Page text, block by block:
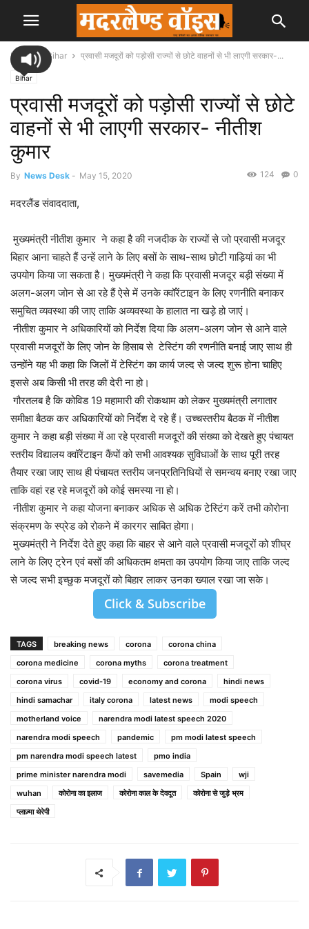
Home Bihar प्रवासी मजदूरों को पड़ोसी राज्यों से छोटे वाहनों से भी लाएगी सरकार-...
Bihar
प्रवासी मजदूरों को पड़ोसी राज्यों से छोटे
वाहनों से भी लाएगी सरकार- नीतीश
कुमार
By News Desk - May 15, 2020 0
124
मदरलैंड संवाददाता,
मुख्यमंत्री नीतीश कुमार ने कहा है की नजदीक के राज्यों से जो प्रवासी मजदूर
बिहार आना चाहते हैं उन्हें लाने के लिए बसों के साथ-साथ छोटी गाड़ियां का भी
उपयोग किया जा सकता है। मुख्यमंत्री ने कहा कि प्रवासी मजदूर बड़ी संख्या में
अलग-अलग जोन से आ रहे हैं ऐसे में उनके क्वॉरेंटाइन के लिए रणनीति बनाकर
समुचित व्यवस्था की जाए ताकि अव्यवस्था के हालात ना खड़े हो जाएं।
नीतीश कुमार ने अधिकारियों को निर्देश दिया कि अलग-अलग जोन से आने वाले
प्रवासी मजदूरों के लिए जोन के हिसाब से टेस्टिंग की रणनीति बनाई जाए साथ ही
उन्होंने यह भी कहा कि जिलों में टेस्टिंग का कार्य जल्द से जल्द शुरू होना चाहिए
इससे अब किसी भी तरह की देरी ना हो।
गौरतलब है कि कोविड 19 महामारी की रोकथाम को लेकर मुख्यमंत्री लगातार
समीक्षा बैठक कर अधिकारियों को निर्देश दे रहे हैं। उच्चस्तरीय बैठक में नीतीश
कुमार ने कहा बड़ी संख्या में आ रहे प्रवासी मजदूरों की संख्या को देखते हुए पंचायत
स्तरीय विद्यालय क्वॉरेंटाइन कैंपों को सभी आवश्यक सुविधाओं के साथ पूरी तरह
तैयार रखा जाए साथ ही पंचायत स्तरीय जनप्रतिनिधियों से समन्वय बनाए रखा जाए
ताकि वहां रह रहे मजदूरों को कोई समस्या ना हो।
नीतीश कुमार ने कहा योजना बनाकर अधिक से अधिक टेस्टिंग करें तभी कोरोना
संक्रमण के स्प्रेड को रोकने में कारगर साबित होगा।
मुख्यमंत्री ने निर्देश देते हुए कहा कि बाहर से आने वाले प्रवासी मजदूरों को शीघ्र
लाने के लिए ट्रेन एवं बसों की अधिकतम क्षमता का उपयोग किया जाए ताकि जल्द
से जल्द सभी इच्छुक मजदूरों को बिहार लाकर उनका ख्याल रखा जा सके।
Click & Subscribe
TAGS breaking news corona
corona china
corona medicine
corona myths
corona treatment
corona virus
covid-19 economy and corona
hindi news
hindi samachar
italy corona latest news
modi speech
motherland voice
narendra modi latest speech 2020
narendra modi speech
pandemic
pm modi latest speech
pm narendra modi speech latest
pmo india
prime minister narendra modi
savemedia Spain
wji
wuhan
कोरोना का इलाज कोरोना काल के देवदूत
कोरोना से जुड़े भ्रम
प्लाज़्मा थेरेपी